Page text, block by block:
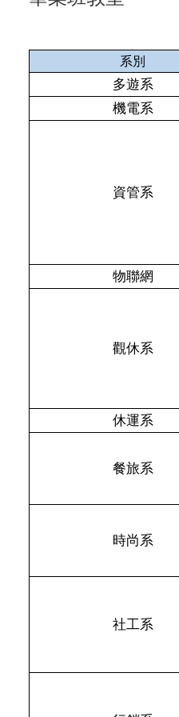
系別
多遊系
機電系
資管系
物聯網
觀休系
休運系
餐旅系
時尚系
社工系